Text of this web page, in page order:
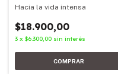
Hacia la vida intensa
$18.900,00
3 x $6.300,00 sin interés